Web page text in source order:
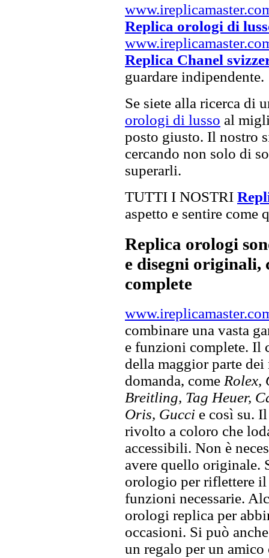
Replica orologi di
Replica Chanel
guardare indipendente.
Se siete alla ricerca di
orologi di lusso al
posto giusto. Il nostro
cercando non solo di
superarli.
TUTTI I NOSTRI
aspetto e sentire
Replica orologi
e disegni originali,
complete
combinare una vasta
e funzioni complete. Il
della maggior parte
domanda, come Rolex,
Breitling, Tag Heuer,
Oris, Gucci e così su.
rivolto a coloro che
accessibili. Non è
avere quello originale.
orologio per riflettere
funzioni necessarie.
orologi replica per
occasioni. Si può
un regalo per un amico